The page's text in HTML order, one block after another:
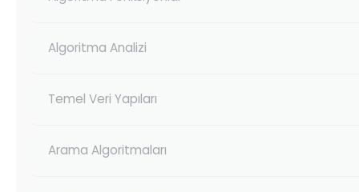
Algoritma Analizi
Temel Veri Yapıları
Arama Algoritmaları